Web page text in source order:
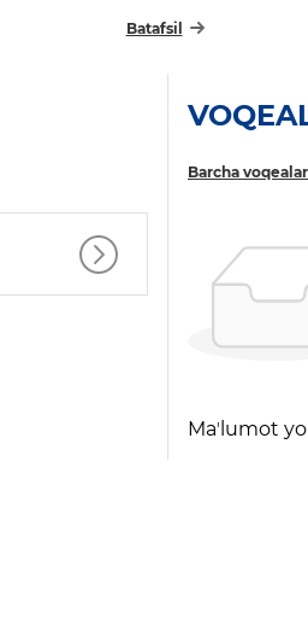
Batafsil
Barcha voqealar
Maʼlumot